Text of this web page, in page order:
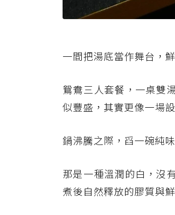
一間把湯底當作舞台，
鴛鴦三人套餐，一桌雙
似豐盛，其實更像一場
鍋沸騰之際，舀一碗純
那是一種溫潤的白，沒
煮後自然釋放的膠質與